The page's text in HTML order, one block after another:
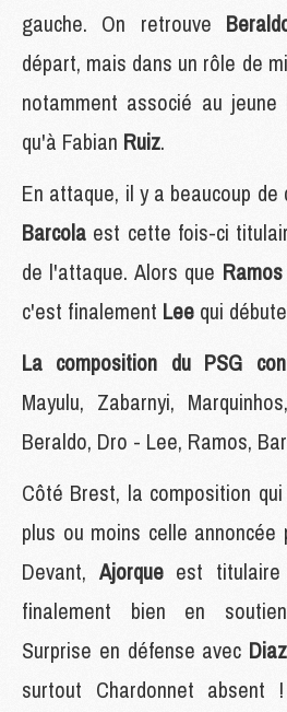
gauche. On retrouve
départ, mais dans un rôle de
notamment associé au jeune
qu'à Fabian Ruiz.
En attaque, il y a beaucoup de
Barcola est cette fois-ci
de l'attaque. Alors que Ramos
c'est finalement Lee qui
La composition du PSG
Mayulu, Zabarnyi,
Beraldo, Dro - Lee, Ramos,
Côté Brest, la composition
plus ou moins celle
Devant, Ajorque est
finalement bien en
Surprise en défense avec Diaz
surtout Chardonnet absent !